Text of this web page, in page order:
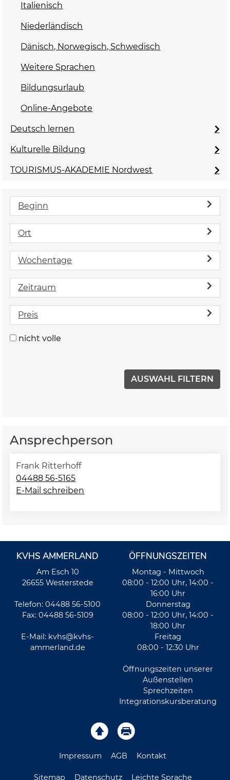
Italienisch
Niederländisch
Dänisch, Norwegisch, Schwedisch
Weitere Sprachen
Bildungsurlaub
Online-Angebote
Deutsch lernen
Kulturelle Bildung
TOURISMUS-AKADEMIE Nordwest
Beginn
Ort
Wochentage
Zeitraum
Preis
nicht volle
Ansprechperson
Frank Ritterhoff
04488 56-5165
E-Mail schreiben
KVHS AMMERLAND
Am Esch 10
26655 Westerstede
Telefon: 04488 56-5100
Fax: 04488 56-5109
E-Mail: kvhs@kvhs-
ammerland.de
ÖFFNUNGSZEITEN
Montag - Mittwoch
08:00 - 12:00 Uhr, 14:00 -
16:00 Uhr
Donnerstag
08:00 - 12:00 Uhr, 14:00 -
18:00 Uhr
Freitag
08:00 - 12:30 Uhr
Öffnungszeiten unserer
Außenstellen
Sprechzeiten
Integrationskursberatung
Impressum AGB Kontakt
Sitemap Datenschutz Leichte Sprache